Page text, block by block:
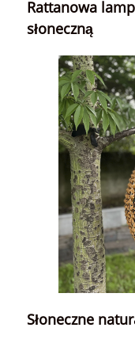
Rattanowa
słoneczną
Słoneczne